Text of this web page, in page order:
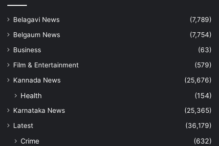
Belagavi News
(7,789)
Belgaum News
(7,754)
Business
(63)
Film & Entertainment
(579)
Kannada News
(25,676)
Health (154)
Karnataka News
(25,365)
Latest
(36,179)
Crime
(632)